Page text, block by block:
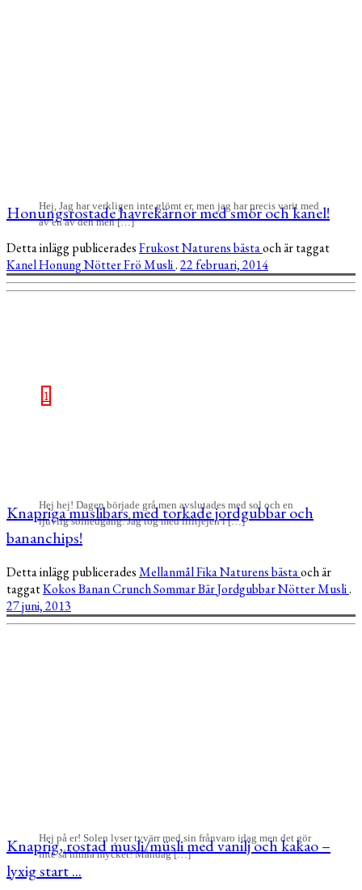
Hej, Jag har verkligen inte glömt er, men jag har precis varit med
av en av den men […]
Honungsrostade havrekärnor med smör och kanel!
Detta inlägg publiceradesFrukostNaturens bästaoch är taggat
KanelHonungNötterFröMusli.22 februari, 2014
1
Hej hej! Dagen började grå men avslutades med sol och en
ljuvlig solnedgång. Jag tog med lilltjejen i […]
Knapriga muslibars med torkade jordgubbar och
bananchips!
Detta inlägg publiceradesMellanmålFikaNaturens bästaoch är
taggatKokosBananCrunchSommarBärJordgubbarNötterMusli.
27 juni, 2013
Hej på er! Solen lyser tyvärr med sin frånvaro idag men det gör
inte så himla mycket! Måndag […]
Knaprig, rostad musli/müsli med vanilj och kakao –
lyxig start ...